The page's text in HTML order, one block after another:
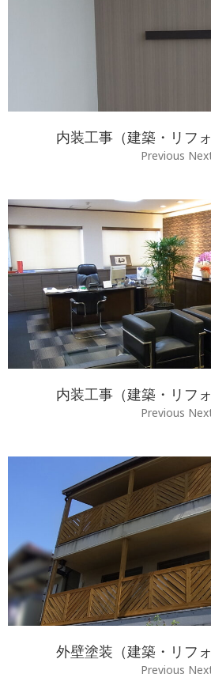
内装工事（建築・リフ
Previous
内装工事（建築・リフ
Previous
外壁塗装（建築・リフ
Previous